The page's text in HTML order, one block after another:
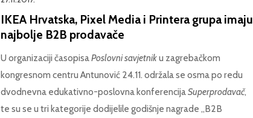
IKEA Hrvatska, Pixel Media i Printera grupa imaju
najbolje B2B prodavače
U organizaciji časopisaPoslovni savjetniku zagrebačkom
kongresnom centru Antunović 24.11. održala se osma po redu
dvodnevna edukativno-poslovna konferencijaSuperprodavač,
te su se u tri kategorije dodijelile godišnje nagrade „B2B